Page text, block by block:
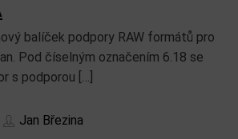
balíček podpory RAW formátů pro
Pod číselným označením 6.18 se
s podporou […]
Jan Březina